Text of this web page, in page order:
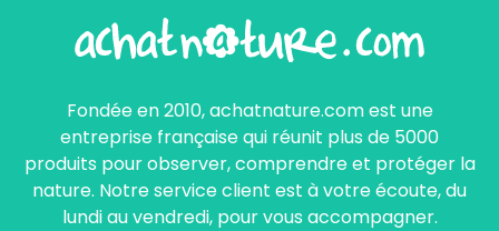
Fondée en 2010, achatnature.com est une
entreprise française qui réunit plus de 5000
produits pour observer, comprendre et protéger la
nature. Notre service client est à votre écoute, du
lundi au vendredi, pour vous accompagner.